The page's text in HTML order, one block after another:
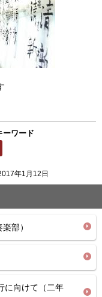
ーワード
年1月12日
部）
に向けて（二年